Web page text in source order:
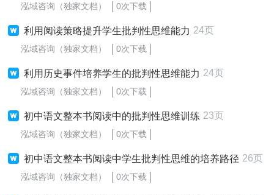
泓域咨询（独家文档） 0次下载
利用阅读策略提升学生批判性思维能力 24页
泓域咨询（独家文档） 0次下载
利用历史事件培养学生的批判性思维能力 24页
泓域咨询（独家文档） 0次下载
初中语文整本书阅读中的批判性思维训练 23页
泓域咨询（独家文档） 0次下载
初中语文整本书阅读中学生批判性思维的培养路径 26页
泓域咨询（独家文档） 0次下载